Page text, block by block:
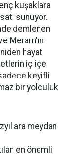
kuşaklara
sunuyor.
demlenen
Meram'ın
hayat
iç içe
keyifli
bir yolculuk
meydan
en önemli